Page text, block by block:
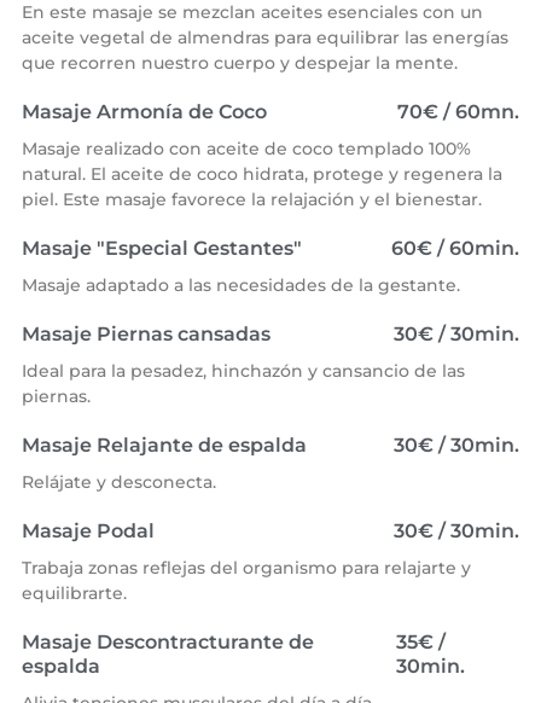
En este masaje se mezclan aceites esenciales con un
aceite vegetal de almendras para equilibrar las energías
que recorren nuestro cuerpo y despejar la mente.
Masaje Armonía de Coco 70€ / 60mn.
Masaje realizado con aceite de coco templado 100%
natural. El aceite de coco hidrata, protege y regenera la
piel. Este masaje favorece la relajación y el bienestar.
Masaje "Especial Gestantes" 60€ / 60min.
Masaje adaptado a las necesidades de la gestante.
Masaje Piernas cansadas 30€ / 30min.
Ideal para la pesadez, hinchazón y cansancio de las
piernas.
Masaje Relajante de espalda 30€ / 30min.
Relájate y desconecta.
Masaje Podal 30€ / 30min.
Trabaja zonas reflejas del organismo para relajarte y
equilibrarte.
Masaje Descontracturante de
espalda
35€ /
30min.